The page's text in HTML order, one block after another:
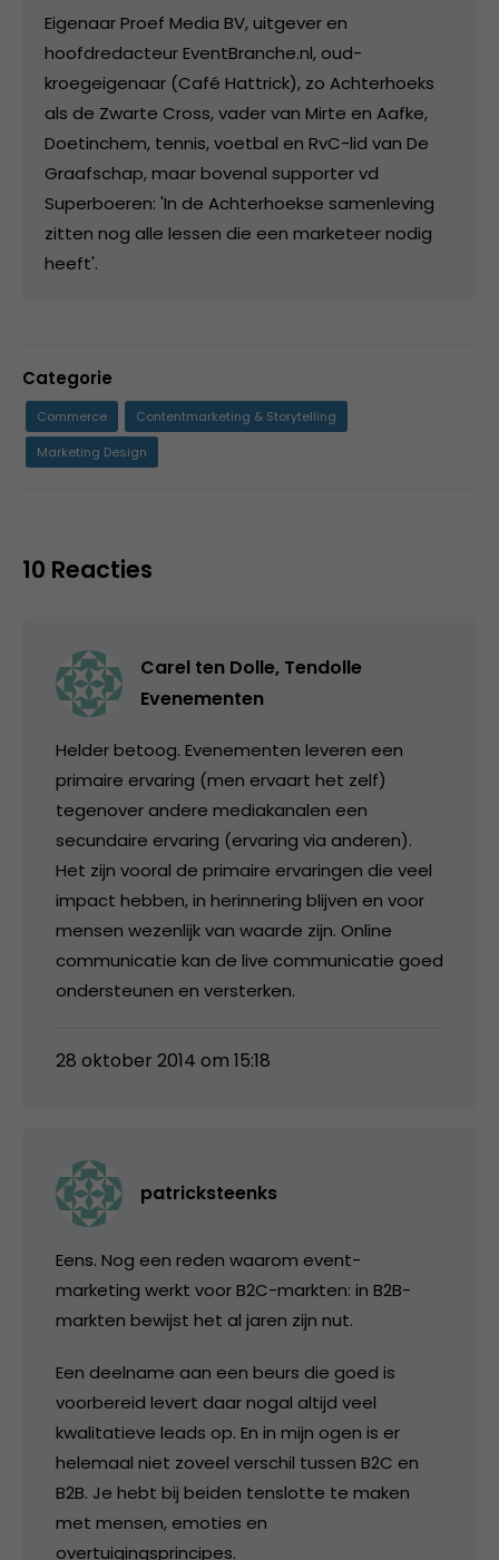
Eigenaar Proef Media BV, uitgever en
hoofdredacteur EventBranche.nl, oud-
kroegeigenaar (Café Hattrick), zo Achterhoeks
als de Zwarte Cross, vader van Mirte en Aafke,
Doetinchem, tennis, voetbal en RvC-lid van De
Graafschap, maar bovenal supporter vd
Superboeren: 'In de Achterhoekse samenleving
zitten nog alle lessen die een marketeer nodig
heeft'.
Categorie
Commerce
Contentmarketing & Storytelling
Marketing Design
10 Reacties
Carel ten Dolle, Tendolle
Evenementen
Helder betoog. Evenementen leveren een
primaire ervaring (men ervaart het zelf)
tegenover andere mediakanalen een
secundaire ervaring (ervaring via anderen).
Het zijn vooral de primaire ervaringen die veel
impact hebben, in herinnering blijven en voor
mensen wezenlijk van waarde zijn. Online
communicatie kan de live communicatie goed
ondersteunen en versterken.
28 oktober 2014 om 15:18
patricksteenks
Eens. Nog een reden waarom event-
marketing werkt voor B2C-markten: in B2B-
markten bewijst het al jaren zijn nut.
Een deelname aan een beurs die goed is
voorbereid levert daar nogal altijd veel
kwalitatieve leads op. En in mijn ogen is er
helemaal niet zoveel verschil tussen B2C en
B2B. Je hebt bij beiden tenslotte te maken
met mensen, emoties en
overtuigingsprincipes.